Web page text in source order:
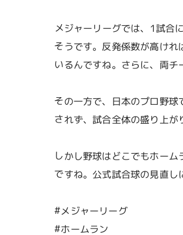
メジャーリーグでは、1試合
そうです。反発係数が高け
いるんですね。さらに、両チ
その一方で、日本のプロ野
されず、試合全体の盛り上が
しかし野球はどこでもホー
ですね。公式試合球の見直
#メジャーリーグ
#ホームラン